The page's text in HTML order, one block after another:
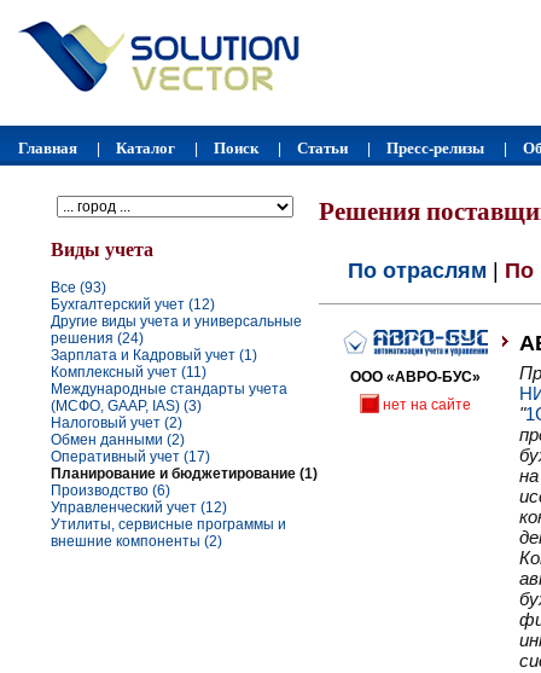
Главная Каталог Поиск Статьи Пресс-релизы
Виды учета
Все (93)
Бухгалтерский учет (12)
Другие виды учета и универсальные
решения (24)
Зарплата и Кадровый учет (1)
Комплексный учет (11)
Международные стандарты учета
(МСФО, GAAP, IAS) (3)
Налоговый учет (2)
Обмен данными (2)
Оперативный учет (17)
Планирование и бюджетирование (1)
Производство (6)
Управленческий учет (12)
Утилиты, сервисные программы и
внешние компоненты (2)
Решения
По отраслям По
ООО «АВРО-БУС»
нет на сайте
"